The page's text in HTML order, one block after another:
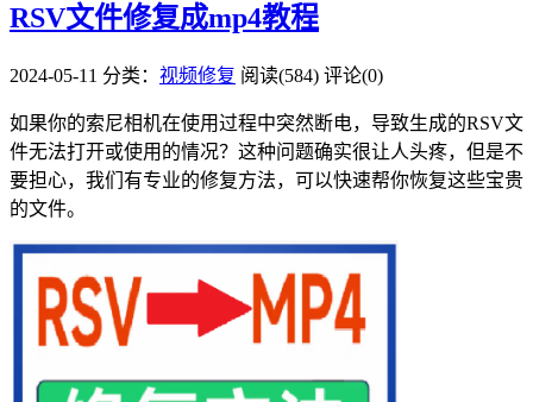
RSV文件修复成mp4教程
2024-05-11 分类： 视频修复 阅读(584) 评论(0)
如果你的索尼相机在使用过程中突然断电，导致生成的RSV文
件无法打开或使用的情况？这种问题确实很让人头疼，但是不
要担心，我们有专业的修复方法，可以快速帮你恢复这些宝贵
的文件。